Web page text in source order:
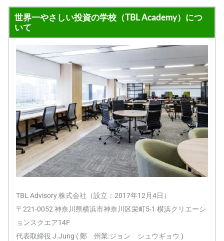
世界一やさしい投資の学校（TBL Academy）につ
いて
TBL Advisory 株式会社（設立：2017年12月4日）
〒221-0052 神奈川県横浜市神奈川区栄町5-1 横浜クリエーシ
ョンスクエア14F
代表取締役 J.Jung ( 鄭 州業:ジョン シュウギョウ )